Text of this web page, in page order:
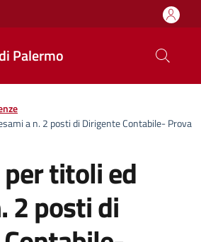
Palermo
a n. 2 posti di Dirigente Contabile- Prova
titoli ed
2 posti di